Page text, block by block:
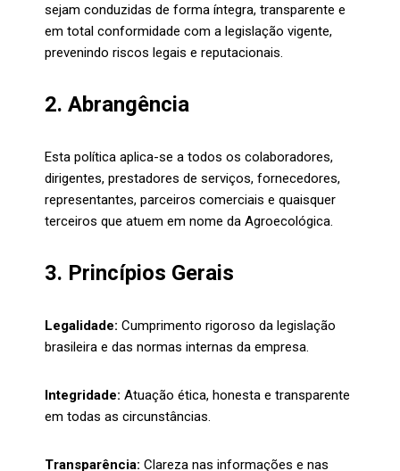
sejam conduzidas de forma íntegra, transparente e
em total conformidade com a legislação vigente,
prevenindo riscos legais e reputacionais.
2. Abrangência
Esta política aplica-se a todos os colaboradores,
dirigentes, prestadores de serviços, fornecedores,
representantes, parceiros comerciais e quaisquer
terceiros que atuem em nome da Agroecológica.
3. Princípios Gerais
Legalidade: Cumprimento rigoroso da legislação
brasileira e das normas internas da empresa.
Integridade: Atuação ética, honesta e transparente
em todas as circunstâncias.
Transparência: Clareza nas informações e nas